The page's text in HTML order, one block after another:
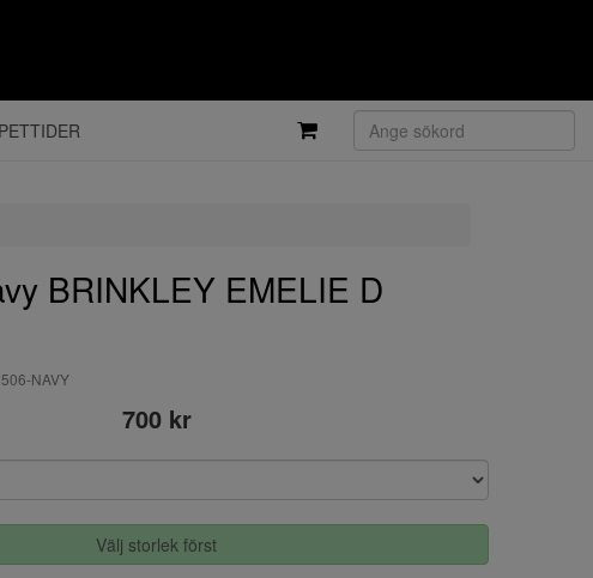
BRINKLEY EMELIE D
NAVY
700 kr
Välj storlek först